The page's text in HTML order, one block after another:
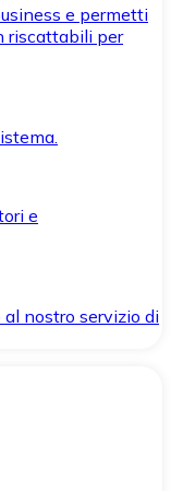
e permetti
riscattabili per
e
nostro servizio di